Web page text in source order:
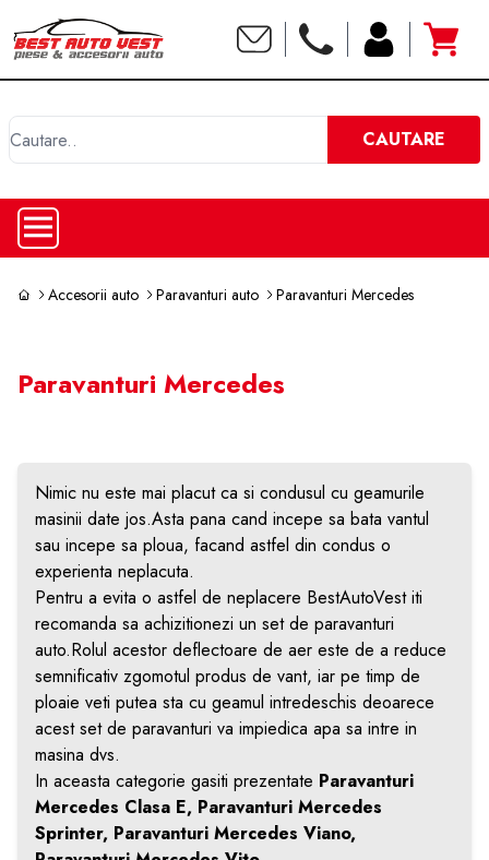
CAUTARE
Accesorii auto Paravanturi auto Paravanturi Mercedes
Paravanturi Mercedes
Nimic nu este mai placut ca si condusul cu geamurile
masinii date jos.Asta pana cand incepe sa bata vantul
sau incepe sa ploua, facand astfel din condus o
experienta neplacuta.
Pentru a evita o astfel de neplacere BestAutoVest iti
recomanda sa achizitionezi un set de paravanturi
auto.Rolul acestor deflectoare de aer este de a reduce
semnificativ zgomotul produs de vant, iar pe timp de
ploaie veti putea sta cu geamul intredeschis deoarece
acest set de paravanturi va impiedica apa sa intre in
masina dvs.
In aceasta categorie gasiti prezentate Paravanturi
Mercedes Clasa E, Paravanturi Mercedes
Sprinter, Paravanturi Mercedes Viano,